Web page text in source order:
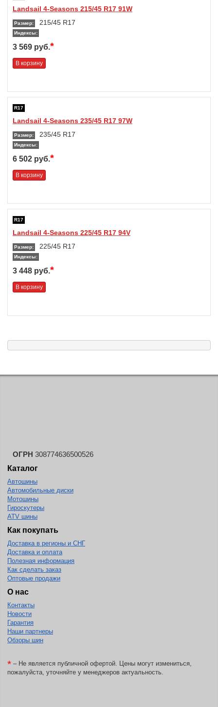
Landsail 4-Seasons 215/45 R17 91W
Размер: 215/45 R17
Индексы:
3 569 руб.*
В корзину
R17
Landsail 4-Seasons 235/45 R17 97W
Размер: 235/45 R17
Индексы:
6 502 руб.*
В корзину
R17
Landsail 4-Seasons 225/45 R17 94V
Размер: 225/45 R17
Индексы:
3 448 руб.*
В корзину
ОГРН 308774636500526
Каталог
Автошины
Автомобильные диски
Мотошины
Гироскутеры
ATV шины
Как покупать
Доставка в регионы и СНГ
Доставка и оплата
Полезная информация
Как сделать заказ
Оптовые продажи
О нас
Контакты
Новости
Гарантия
Наши партнеры
Обзоры шин
* – Не является публичной офертой. Цены могут измениться,
пожалуйста, уточняйте у менеджеров актуальность.